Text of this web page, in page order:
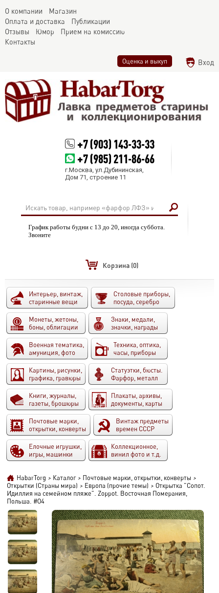
О компании
Магазин
Оплата и доставка
Публикации
Отзывы
Юмор
Прием на комиссию
Контакты
Оценка и выкуп Вход
+7 (903) 143-33-33
+7 (985) 211-86-66
г.Москва, ул.Дубининская,
Дом 71, строение 11
График работы будни с 13 до 20, иногда суббота.
Звоните
Корзина (0)
Интерьер, винтаж,
старинные вещи
Столовые приборы,
посуда, серебро
Монеты, жетоны,
боны, облигации
Знаки, медали,
значки, награды
Военная тематика,
амуниция, фото
Техника, оптика,
часы, приборы
Картины, рисунки,
графика, гравюры
Статуэтки, бюсты.
Фарфор, металл
Книги, журналы,
газеты, брошюры
Плакаты, архивы,
документы, карты
Почтовые марки,
открытки, конверты
Винтаж предметы
времен СССР
Елочные игрушки,
игры, машинки
Коллекционное,
винил фото и т.д.
HabarTorg > Каталог > Почтовые марки, открытки, конверты >
Открытки (Страны мира) > Европа (прочие темы) > Открытка "Сопот.
Идиллия на семейном пляже". Zoppot. Восточная Померания,
Польша. #O4